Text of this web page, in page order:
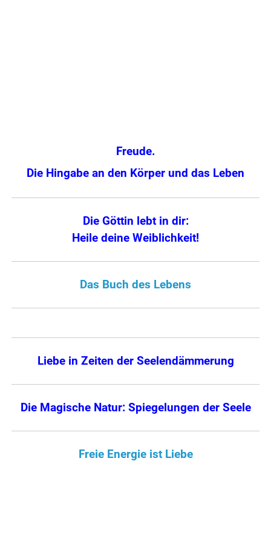
Freude.
Die Hingabe an den Körper und das Leben
Die Göttin lebt in dir:
Heile deine Weiblichkeit!
Das Buch des Lebens
Liebe in Zeiten der Seelendämmerung
Die Magische Natur: Spiegelungen der Seele
Freie Energie ist Liebe